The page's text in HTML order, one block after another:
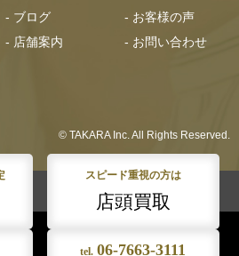
- ブログ
- 店舗案内
- お客様の声
- お問い合わせ
© TAKARA Inc. All Rights Reserved.
スピード重視の方は
店頭買取
tel. 06-7663-3111